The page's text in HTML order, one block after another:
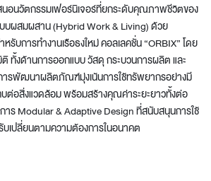
นอนวัตกรรมเฟอร์นิเจอร์ที่ยกระดับคุณภาพชีวิตของ
บบผสมผสาน (Hybrid Work & Living) ด้วย
รับการทำงานเรือธงใหม่ คอลเลคชั่น “ORBIX” โดย
ทั้งด้านการออกแบบ วัสดุ กระบวนการผลิต และ
ารพัฒนาผลิตภัณฑ์มุ่งเน้นการใช้ทรัพยากรอย่างมี
ต่อสิ่งแวดล้อม พร้อมสร้างคุณค่าระยะยาวทั้งต่อ
าร Modular & Adaptive Design ที่สนับสนุนการใช้
บเปลี่ยนตามความต้องการในอนาคต